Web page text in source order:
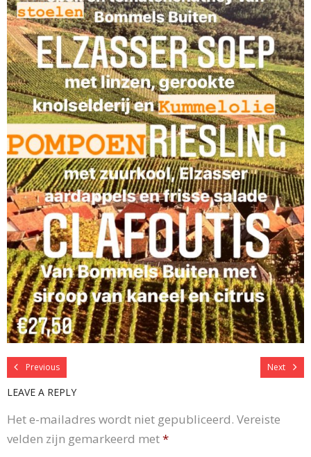
Previous Next
LEAVE A REPLY
Het e-mailadres wordt niet gepubliceerd. Vereiste
velden zijn gemarkeerd met*